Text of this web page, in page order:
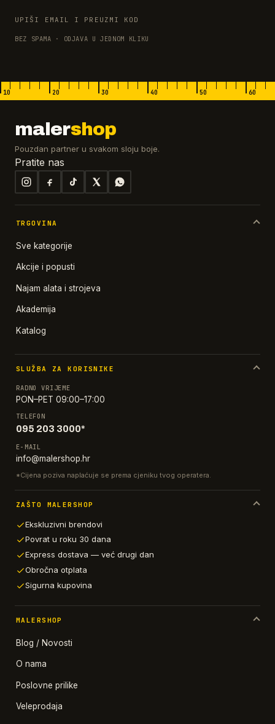
UPIŠI EMAIL I PREUZMI KOD
BEZ SPAMA · ODJAVA U JEDNOM KLIKU
10 20 30 40 50 60
malershop
Pouzdan partner u svakom sloju boje.
Pratite nas
TRGOVINA
Sve kategorije
Akcije i popusti
Najam alata i strojeva
Akademija
Katalog
SLUŽBA ZA KORISNIKE
RADNO VRIJEME
PON–PET 09:00–17:00
TELEFON
095 203 3000*
E-MAIL
info@malershop.hr
*Cijena poziva naplaćuje se prema cjeniku tvog operatera.
ZAŠTO MALERSHOP
Ekskluzivni brendovi
Povrat u roku 30 dana
Express dostava — već drugi dan
Obročna otplata
Sigurna kupovina
MALERSHOP
Blog / Novosti
O nama
Poslovne prilike
Veleprodaja